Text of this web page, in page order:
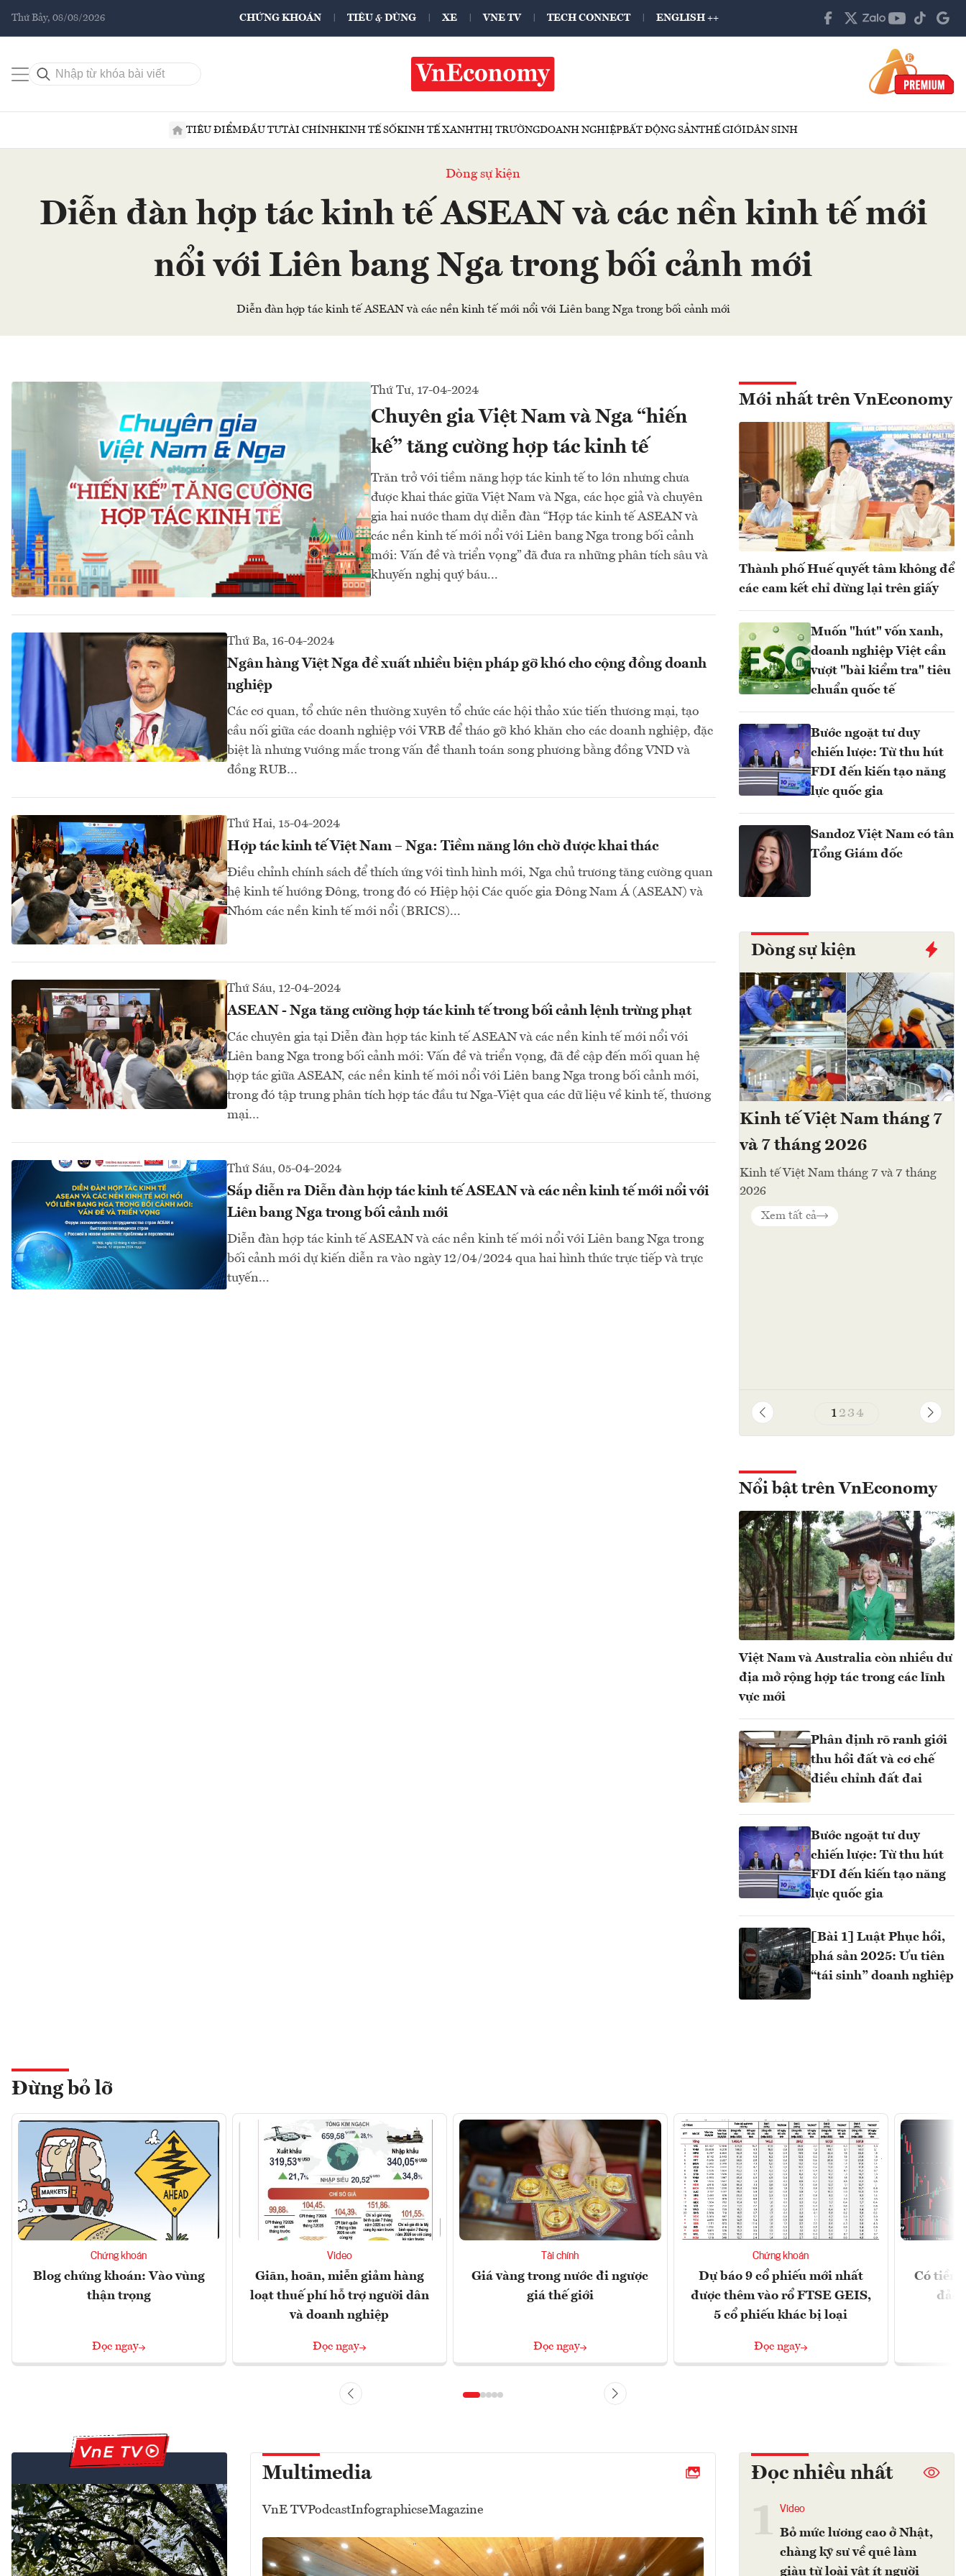
Thứ Bảy, 08/08/2026 CHỨNG KHOÁN TIÊU & DÙNG XE VNE TV TECH CONNECT ENGLISH ++
TIÊU ĐIỂMĐẦU TƯTÀI CHÍNHKINH TẾ SỐKINH TẾ XANHTHỊ TRƯỜNGDOANH NGHIỆPBẤT ĐỘNG SẢNTHẾ GIỚIDÂN SINH
Dòng sự kiện
Diễn đàn hợp tác kinh tế ASEAN và các nền kinh tế mới
nổi với Liên bang Nga trong bối cảnh mới
Diễn đàn hợp tác kinh tế ASEAN và các nền kinh tế mới nổi với Liên bang Nga trong bối cảnh mới
Thứ Tư, 17-04-2024
Chuyên gia Việt Nam và Nga “hiến
kế” tăng cường hợp tác kinh tế
Trăn trở với tiềm năng hợp tác kinh tế to lớn nhưng chưa
được khai thác giữa Việt Nam và Nga, các học giả và chuyên
gia hai nước tham dự diễn đàn “Hợp tác kinh tế ASEAN và
các nền kinh tế mới nổi với Liên bang Nga trong bối cảnh
mới: Vấn đề và triển vọng” đã đưa ra những phân tích sâu và
khuyến nghị quý báu...
Thứ Ba, 16-04-2024
Ngân hàng Việt Nga đề xuất nhiều biện pháp gỡ khó cho cộng đồng doanh
nghiệp
Các cơ quan, tổ chức nên thường xuyên tổ chức các hội thảo xúc tiến thương mại, tạo
cầu nối giữa các doanh nghiệp với VRB để tháo gỡ khó khăn cho các doanh nghiệp, đặc
biệt là nhưng vướng mắc trong vấn đề thanh toán song phương bằng đồng VND và
đồng RUB…
Thứ Hai, 15-04-2024
Hợp tác kinh tế Việt Nam – Nga: Tiềm năng lớn chờ được khai thác
Điều chỉnh chính sách để thích ứng với tình hình mới, Nga chủ trương tăng cường quan
hệ kinh tế hướng Đông, trong đó có Hiệp hội Các quốc gia Đông Nam Á (ASEAN) và
Nhóm các nền kinh tế mới nổi (BRICS)...
Thứ Sáu, 12-04-2024
ASEAN - Nga tăng cường hợp tác kinh tế trong bối cảnh lệnh trừng phạt
Các chuyên gia tại Diễn đàn hợp tác kinh tế ASEAN và các nền kinh tế mới nổi với
Liên bang Nga trong bối cảnh mới: Vấn đề và triển vọng, đã đề cập đến mối quan hệ
hợp tác giữa ASEAN, các nền kinh tế mới nổi với Liên bang Nga trong bối cảnh mới,
trong đó tập trung phân tích hợp tác đầu tư Nga-Việt qua các dữ liệu về kinh tế, thương
mại…
Thứ Sáu, 05-04-2024
Sắp diễn ra Diễn đàn hợp tác kinh tế ASEAN và các nền kinh tế mới nổi với
Liên bang Nga trong bối cảnh mới
Diễn đàn hợp tác kinh tế ASEAN và các nền kinh tế mới nổi với Liên bang Nga trong
bối cảnh mới dự kiến diễn ra vào ngày 12/04/2024 qua hai hình thức trực tiếp và trực
tuyến...
Mới nhất trên VnEconomy
Thành phố Huế quyết tâm không để
các cam kết chỉ dừng lại trên giấy
Muốn "hút" vốn xanh,
doanh nghiệp Việt cần
vượt "bài kiểm tra" tiêu
chuẩn quốc tế
Bước ngoặt tư duy
chiến lược: Từ thu hút
FDI đến kiến tạo năng
lực quốc gia
Sandoz Việt Nam có tân
Tổng Giám đốc
Dòng sự kiện
Kinh tế Việt Nam tháng 7
và 7 tháng 2026
Kinh tế Việt Nam tháng 7 và 7 tháng
2026
Xem tất cả
1 23 4
Nổi bật trên VnEconomy
Việt Nam và Australia còn nhiều dư
địa mở rộng hợp tác trong các lĩnh
vực mới
Phân định rõ ranh giới
thu hồi đất và cơ chế
điều chỉnh đất đai
Bước ngoặt tư duy
chiến lược: Từ thu hút
FDI đến kiến tạo năng
lực quốc gia
[Bài 1] Luật Phục hồi,
phá sản 2025: Ưu tiên
“tái sinh” doanh nghiệp
Đừng bỏ lỡ
Chứng khoán
Blog chứng khoán: Vào vùng
thận trọng
Đọc ngay
Video
Giãn, hoãn, miễn giảm hàng
loạt thuế phí hỗ trợ người dân
và doanh nghiệp
Đọc ngay
Tài chính
Giá vàng trong nước đi ngược
giá thế giới
Đọc ngay
Chứng khoán
Dự báo 9 cổ phiếu mới nhất
được thêm vào rổ FTSE GEIS,
5 cổ phiếu khác bị loại
Đọc ngay
Có tiền
đảo
Multimedia
VnE TVPodcastInfographicseMagazine
Đọc nhiều nhất
Video
Bỏ mức lương cao ở Nhật,
chàng kỹ sư về quê làm
giàu từ loài vật ít người